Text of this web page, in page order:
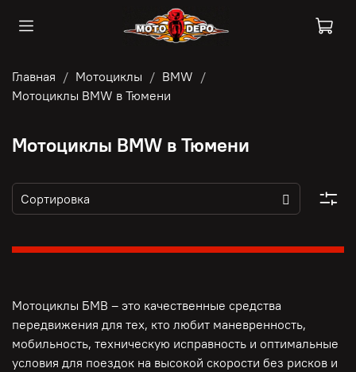
Главная Мотоциклы
BMW
Мотоциклы BMW в Тюмени
Мотоциклы BMW в Тюмени
Мотоциклы БМВ – это качественные средства
передвижения для тех, кто любит маневренность,
мобильность, техническую исправность и оптимальные
условия для поездок на высокой скорости без рисков и